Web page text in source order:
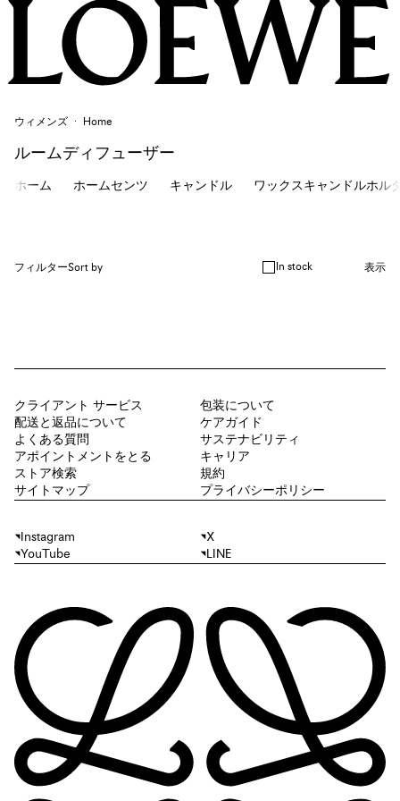
ウィメンズ Home
ルームディフューザー
ホーム ホームセンツ キャンドル ワックスキャンドルホル
フィルターSort by In stock 表示
クライアント サービス
配送と返品について
よくある質問
アポイントメントをとる
ストア検索
サイトマップ
包装について
ケアガイド
サステナビリティ
キャリア
規約
プライバシーポリシー
Instagram
X
YouTube
LINE